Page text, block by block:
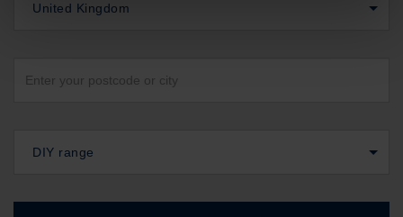
United Kingdom
DIY range